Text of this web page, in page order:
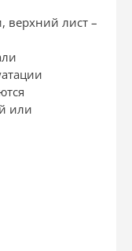
верхний лист –
или